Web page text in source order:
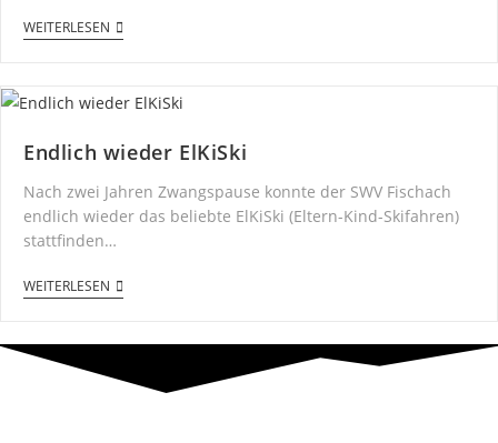
WEITERLESEN
Endlich wieder ElKiSki
Nach zwei Jahren Zwangspause konnte der SWV Fischach
endlich wieder das beliebte ElKiSki (Eltern-Kind-Skifahren)
stattfinden…
WEITERLESEN